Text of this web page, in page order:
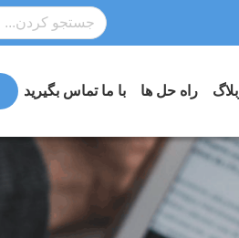
راه حل ها با ما تماس بگیرید